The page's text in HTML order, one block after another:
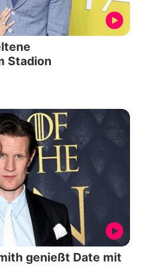
Stadion
genießt Date mit